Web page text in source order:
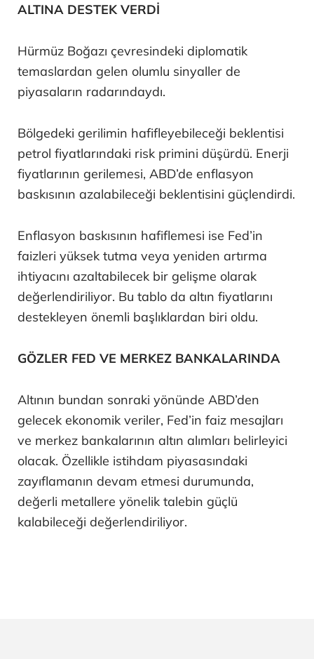
ALTINA DESTEK VERDİ
Hürmüz Boğazı çevresindeki diplomatik
temaslardan gelen olumlu sinyaller de
piyasaların radarındaydı.
Bölgedeki gerilimin hafifleyebileceği beklentisi
petrol fiyatlarındaki risk primini düşürdü. Enerji
fiyatlarının gerilemesi, ABD’de enflasyon
baskısının azalabileceği beklentisini güçlendirdi.
Enflasyon baskısının hafiflemesi ise Fed’in
faizleri yüksek tutma veya yeniden artırma
ihtiyacını azaltabilecek bir gelişme olarak
değerlendiriliyor. Bu tablo da altın fiyatlarını
destekleyen önemli başlıklardan biri oldu.
GÖZLER FED VE MERKEZ BANKALARINDA
Altının bundan sonraki yönünde ABD’den
gelecek ekonomik veriler, Fed’in faiz mesajları
ve merkez bankalarının altın alımları belirleyici
olacak. Özellikle istihdam piyasasındaki
zayıflamanın devam etmesi durumunda,
değerli metallere yönelik talebin güçlü
kalabileceği değerlendiriliyor.